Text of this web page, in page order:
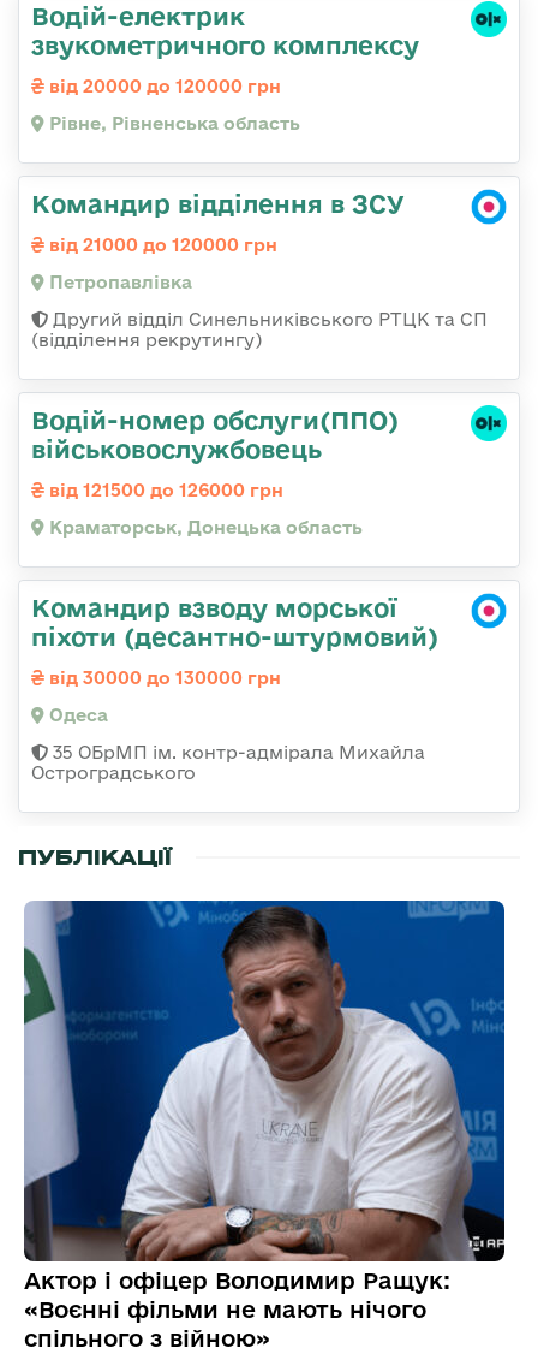
Водій-електрик
звукометричного комплексу
від 20000 до 120000 грн
Рівне, Рівненська область
Командир відділення в ЗСУ
від 21000 до 120000 грн
Петропавлівка
Другий відділ Синельниківського РТЦК та СП
(відділення рекрутингу)
Водій-номер обслуги(ППО)
військовослужбовець
від 121500 до 126000 грн
Краматорськ, Донецька область
Командир взводу морської
піхоти (десантно-штурмовий)
від 30000 до 130000 грн
Одеса
35 ОБрМП ім. контр-адмірала Михайла
Остроградського
ПУБЛІКАЦІЇ
Актор і офіцер Володимир Ращук:
«Воєнні фільми не мають нічого
спільного з війною»